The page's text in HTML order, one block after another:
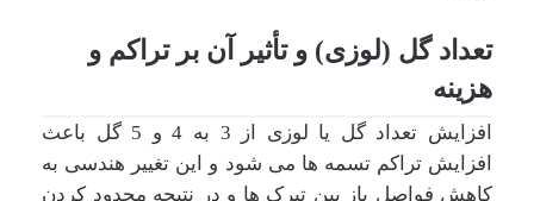
تعداد گل (لوزی) و تأثیر آن بر تراکم و
هزینه
افزایش تعداد گل یا لوزی از 3 به 4 و 5 گل باعث
افزایش تراکم تسمه ها می شود و این تغییر هندسی به
کاهش فواصل باز بین تیرک ها و در نتیجه محدود کردن